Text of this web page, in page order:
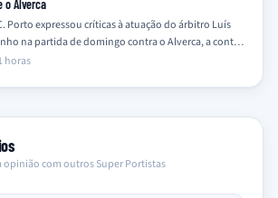
o Alverca
Porto expressou críticas à atuação do árbitro Luís
na partida de domingo contra o Alverca, a contar
horas
opinião com outros Super Portistas